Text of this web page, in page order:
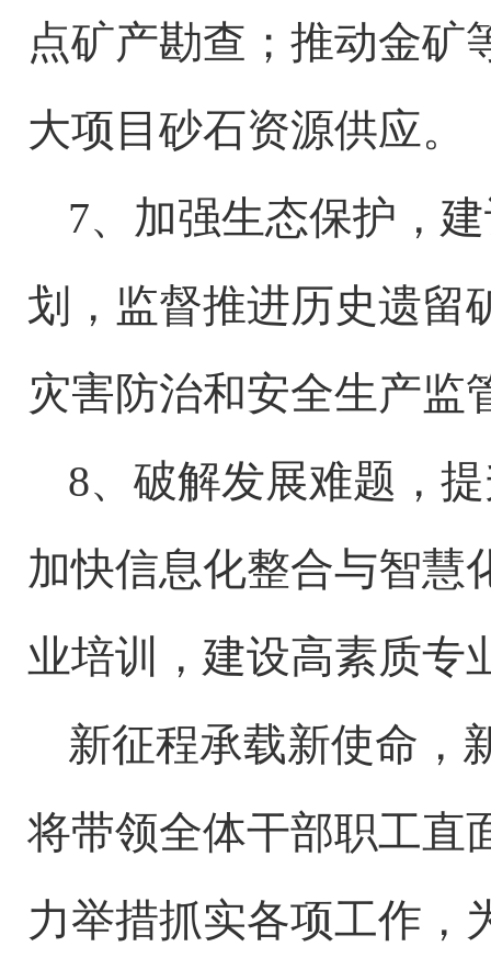
点矿产勘查；推动金矿
大项目砂石资源供应。
7、加强生态保护，
划，监督推进历史遗留
灾害防治和安全生产监
8、破解发展难题，
加快信息化整合与智慧
业培训，建设高素质专
新征程承载新使命，
将带领全体干部职工直
力举措抓实各项工作，